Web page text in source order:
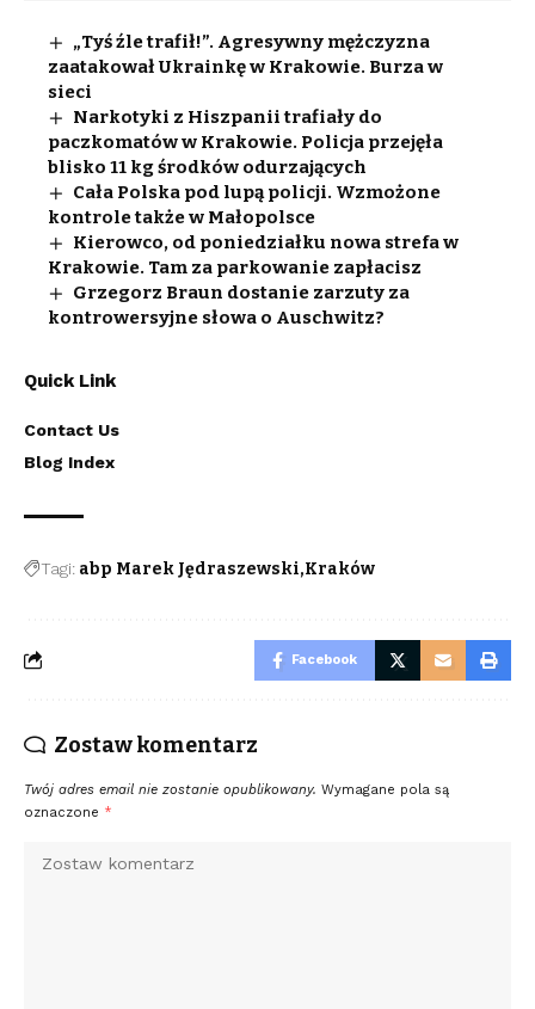
„Tyś źle trafił!”. Agresywny mężczyzna
zaatakował Ukrainkę w Krakowie. Burza w
sieci
Narkotyki z Hiszpanii trafiały do
paczkomatów w Krakowie. Policja przejęła
blisko 11 kg środków odurzających
Cała Polska pod lupą policji. Wzmożone
kontrole także w Małopolsce
Kierowco, od poniedziałku nowa strefa w
Krakowie. Tam za parkowanie zapłacisz
Grzegorz Braun dostanie zarzuty za
kontrowersyjne słowa o Auschwitz?
Quick Link
Contact Us
Blog Index
Tagi: abp Marek Jędraszewski Kraków
Facebook
Zostaw komentarz
Twój adres email nie zostanie opublikowany. Wymagane pola są
oznaczone *